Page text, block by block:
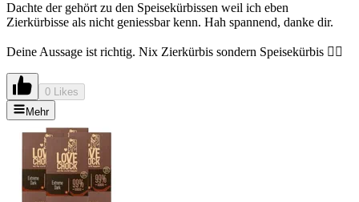
Dachte der gehört zu den Speisekürbissen weil ich eben
Zierkürbisse als nicht geniessbar kenn. Hah spannend, danke dir.
Deine Aussage ist richtig. Nix Zierkürbis sondern Speisekürbis 👍🏻
0 Likes
Mehr